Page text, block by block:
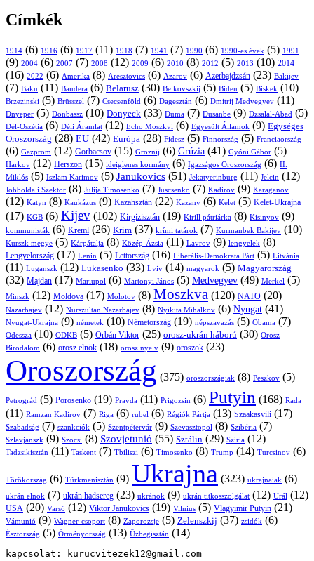
Címkék
1914 (6) 1916 (6) 1917 (11) 1918 (7) 1941 (7) 1990 (6) 1990-es évek (5) 1991
(9) 2004 (6) 2007 (7) 2008 (12) 2009 (6) 2010 (8) 2012 (5) 2013 (10) 2014
(16) 2022 (6) Amerika (8) Aresztovics (6) Azarov (6) Azerbajdzsán (23) Bakijev
(7) Baku (11) Bandera (6) Belarusz (30) Belkovszkij (5) Biden (5) Biskek (10)
Brzezinski (5) Brüsszel (7) Csecsenföld (6) Dagesztán (6) Dmitrij Medvegyev (11)
Dnyeper (5) Donbassz (10) Donyeck (33) Duma (7) Dusanbe (9) Dzsalal-Abad (5)
Dél-Oszétia (6) Déli Áramlat (12) Echo Moszkvi (6) Egyesült Államok (9) Egységes
Oroszország (28) EU (42) Európa (28) Fidesz (5) Finnország (5) Franciaország
(6) Gazprom (12) Gorbacsov (15) Groznij (6) Grúzia (41) Gyóni Gábor (5)
Harkov (12) Herszon (15) ideiglenes kormány (6) Igazságos Oroszország (6) II.
Miklós (5) Iszlam Karimov (5) Janukovics (51) Jekatyerinburg (11) Jelcin (12)
Jobboldali Szektor (8) Julija Timosenko (7) Juscsenko (7) Kadirov (9) Karaganov
(12) Katyn (8) Kaukázus (9) Kazahsztán (22) Kazany (6) Kelet (5) Kelet-Ukrajna
(17) KGB (6) Kijev (102) Kirgizisztán (19) Kirill pátriárka (8) Kisinyov (9)
kommunisták (6) Kreml (26) Krím (37) krími tatárok (7) Kurmanbek Bakijev (10)
Kurszk megye (5) Kárpátalja (8) Közép-Ázsia (11) Lavrov (9) lengyelek (8)
Lengyelország (17) Lenin (5) Lettország (16) Liberális-Demokrata Párt (5) Litvánia
(11) Luganszk (12) Lukasenko (33) Lviv (14) magyarok (5) Magyarország
(32) Majdan (17) Mariupol (6) Martonyi János (5) Medvegyev (49) Merkel (5)
Minszk (12) Moldova (17) Molotov (8) Moszkva (120) NATO (20)
Nazarbajev (12) Nurszultan Nazarbajev (8) Nyikita Mihalkov (6) Nyugat (41)
Nyugat-Ukrajna (9) németek (10) Németország (19) népszavazás (5) Obama (7)
Odessza (10) ODKB (5) Orbán Viktor (25) orosz-ukrán háború (30) Orosz
Birodalom (6) orosz elnök (18) orosz nyelv (9) oroszok (23)
Oroszország (375) oroszországiak (8) Peszkov (5)
Petrográd (5) Porosenko (19) Pravda (11) Prigozsin (6) Putyin (168) Rada
(11) Ramzan Kadirov (7) Riga (6) rubel (6) Régiók Pártja (13) Szaakasvili (17)
Szabadság (7) szankciók (5) Szentpétervár (9) Szevasztopol (8) Szibéria (7)
Szlavjanszk (9) Szocsi (8) Szovjetunió (55) Sztálin (29) Szíria (12)
Tadzsikisztán (11) Taskent (7) Tbiliszi (6) Timosenko (8) Trump (14) Turcsinov (6)
Törökország (6) Türkmenisztán (9) Ukrajna (323) ukrajnaiak (6)
ukrán elnök (7) ukrán hadsereg (23) ukránok (9) ukrán titkosszolgálat (12) Urál (12)
USA (20) Varsó (12) Viktor Janukovics (19) Vilnius (5) Vlagyimir Putyin (21)
Vámunió (9) Wagner-csoport (8) Zaporozsje (5) Zelenszkij (37) zsidók (6)
Észtország (5) Örményország (13) Üzbegisztán (14)
kapcsolat: kurucvitezek12@gmail.com